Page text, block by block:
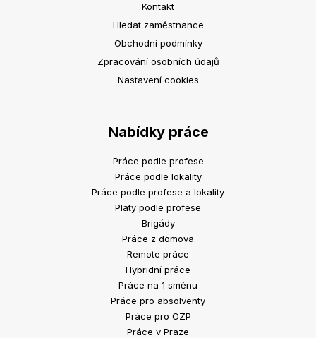
Kontakt
Hledat zaměstnance
Obchodní podmínky
Zpracování osobních údajů
Nastavení cookies
Nabídky práce
Práce podle profese
Práce podle lokality
Práce podle profese a lokality
Platy podle profese
Brigády
Práce z domova
Remote práce
Hybridní práce
Práce na 1 směnu
Práce pro absolventy
Práce pro OZP
Práce v Praze